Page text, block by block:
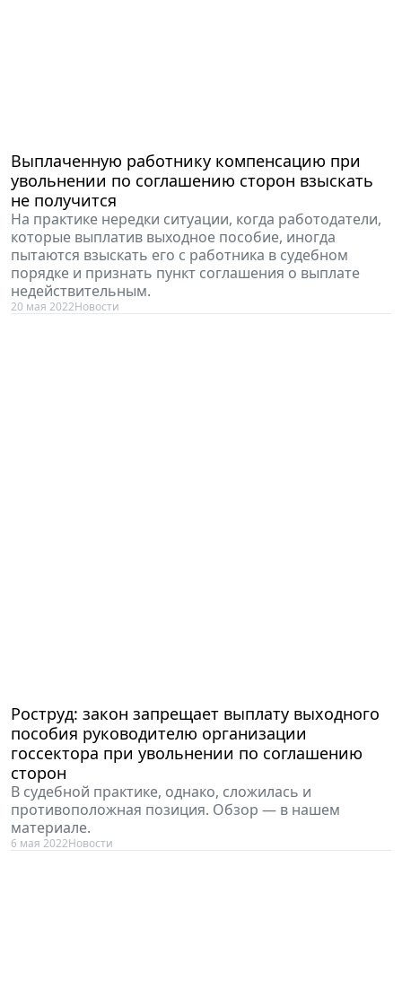
Выплаченную работнику компенсацию при
увольнении по соглашению сторон взыскать
не получится
На практике нередки ситуации, когда работодатели,
которые выплатив выходное пособие, иногда
пытаются взыскать его с работника в судебном
порядке и признать пункт соглашения о выплате
недействительным.
20 мая 2022Новости
Роструд: закон запрещает выплату выходного
пособия руководителю организации
госсектора при увольнении по соглашению
сторон
В судебной практике, однако, сложилась и
противоположная позиция. Обзор — в нашем
материале.
6 мая 2022Новости